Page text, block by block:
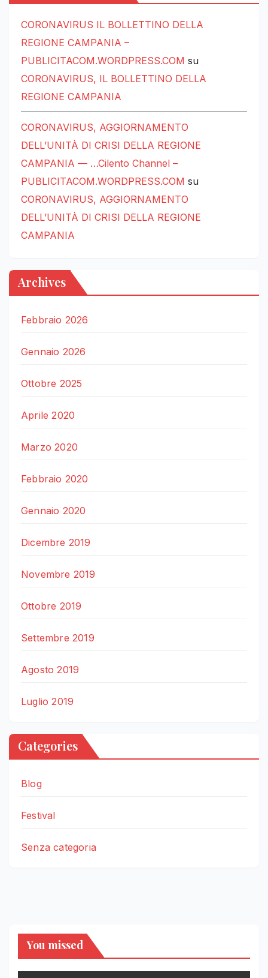
CORONAVIRUS IL BOLLETTINO DELLA
REGIONE CAMPANIA –
PUBLICITACOM.WORDPRESS.COM su
CORONAVIRUS, IL BOLLETTINO DELLA
REGIONE CAMPANIA
CORONAVIRUS, AGGIORNAMENTO
DELL’UNITÀ DI CRISI DELLA REGIONE
CAMPANIA — …Cilento Channel –
PUBLICITACOM.WORDPRESS.COM su
CORONAVIRUS, AGGIORNAMENTO
DELL’UNITÀ DI CRISI DELLA REGIONE
CAMPANIA
Archives
Febbraio 2026
Gennaio 2026
Ottobre 2025
Aprile 2020
Marzo 2020
Febbraio 2020
Gennaio 2020
Dicembre 2019
Novembre 2019
Ottobre 2019
Settembre 2019
Agosto 2019
Luglio 2019
Categories
Blog
Festival
Senza categoria
You missed